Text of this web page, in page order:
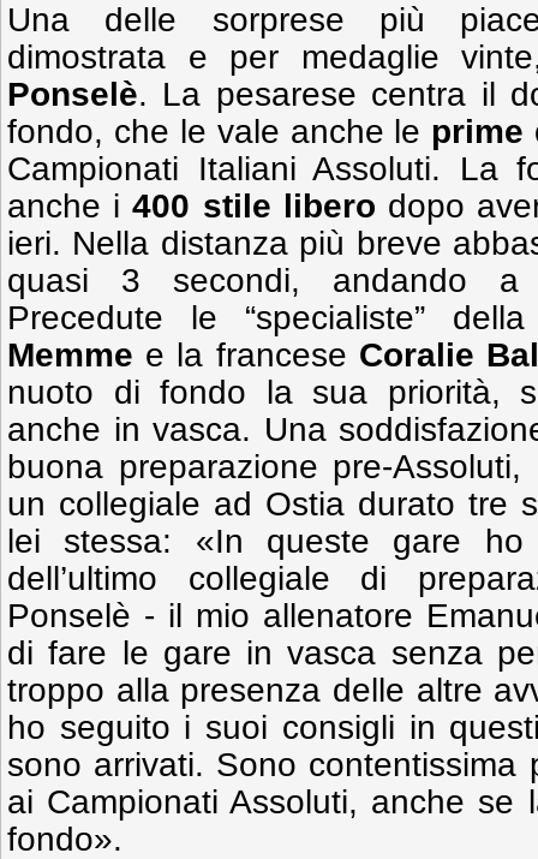
Una delle sorprese più
dimostrata e per medaglie
Ponselè. La pesarese centra il
fondo, che le vale anche le prime
Campionati Italiani Assoluti. La
anche i400 stile libero dopo
ieri. Nella distanza più breve
quasi 3 secondi, andando
Precedute le “specialiste”
Memme e la francese Coralie
nuoto di fondo la sua priorità,
anche in vasca. Una
buona preparazione pre-
un collegiale ad Ostia durato tre
lei stessa: «In queste gare
dell’ultimo collegiale di
Ponselè - il mio allenatore
di fare le gare in vasca senza
troppo alla presenza delle altre
ho seguito i suoi consigli in
sono arrivati. Sono contentissima
ai Campionati Assoluti, anche se
fondo».